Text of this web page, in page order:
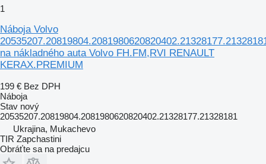
1
Náboja Volvo
na nákladného auta Volvo FH.FM,RVI RENAULT
KERAX.PREMIUM
199 € Bez DPH
Náboja
Stav nový
20535207.20819804.2081980620820402.21328177.21328181
Ukrajina, Mukachevo
TIR Zapchastini
Obráťte sa na predajcu